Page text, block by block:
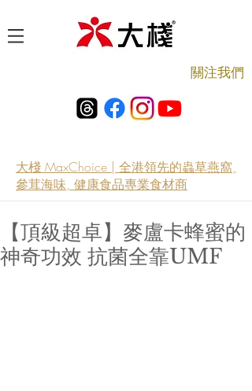
​關注我們
大棧 MaxChoice | 全港領先的蟲草燕窩,
參茸海味, 健康食品專業食材商
【頂級超卓】麥盧卡蜂蜜的
神奇功效 抗菌全靠UMF